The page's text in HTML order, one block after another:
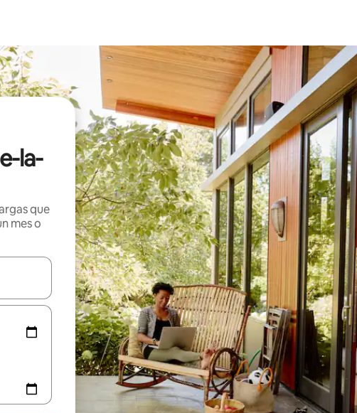
la-
que
mes o
con las teclas de flecha hacia arriba y hacia abajo o explora con el